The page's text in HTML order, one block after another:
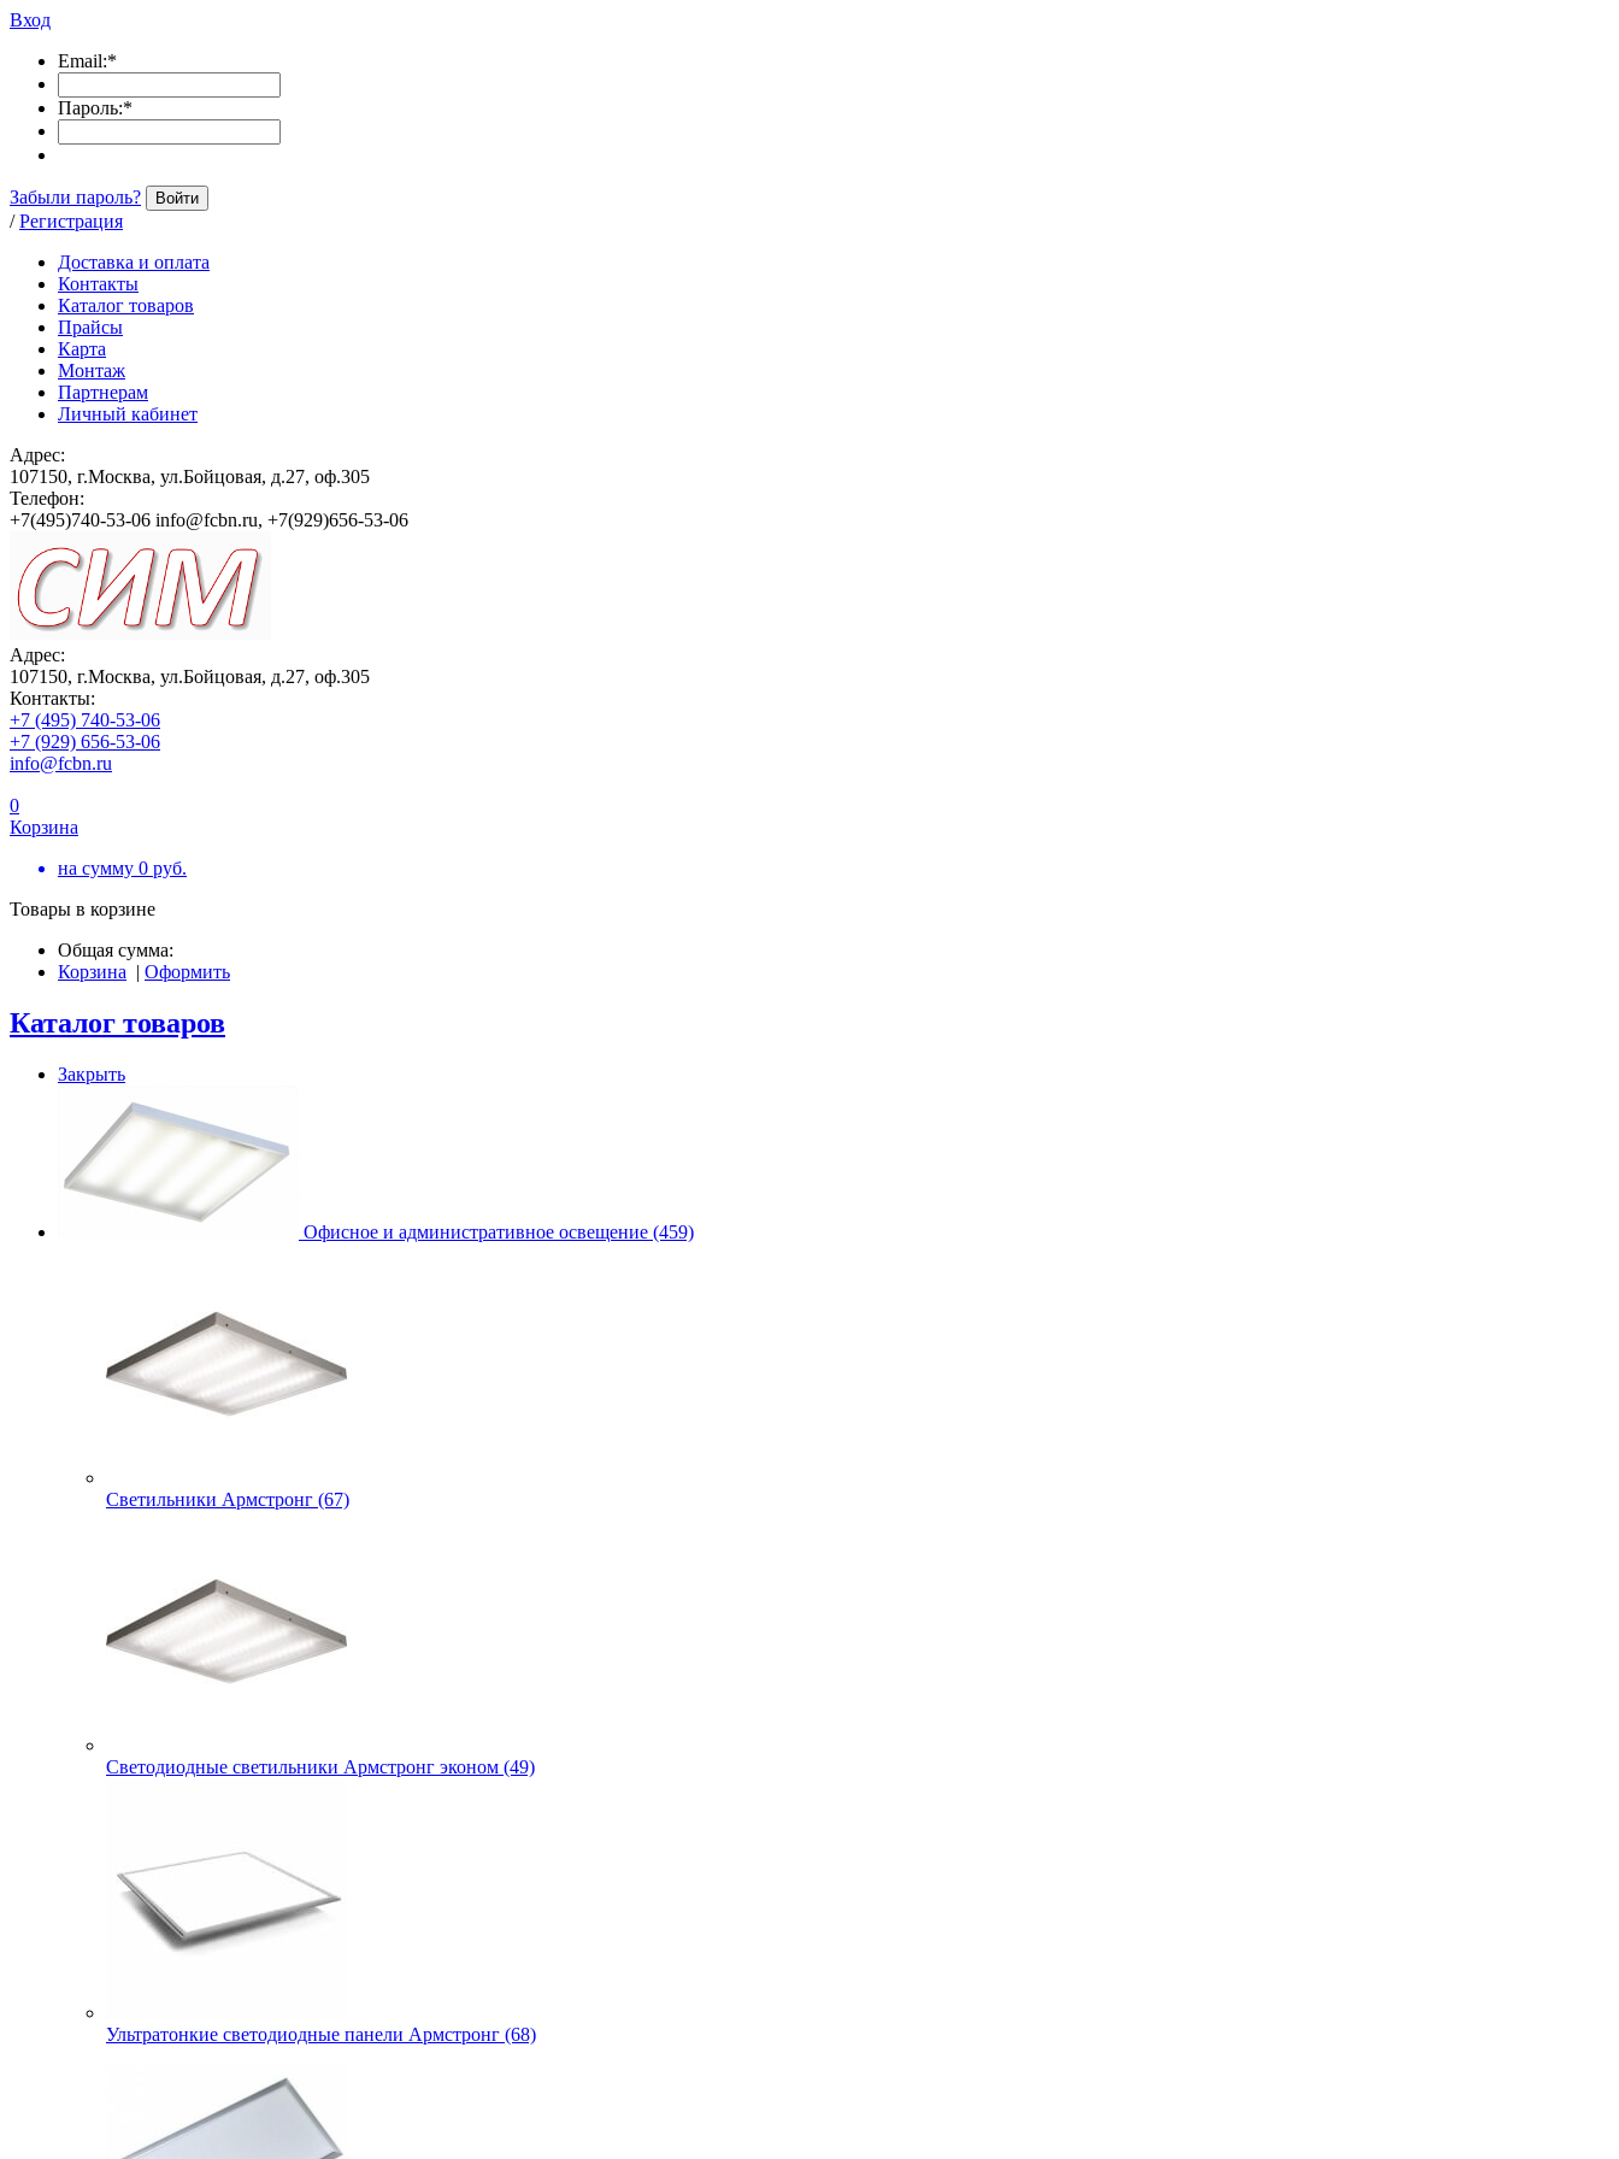
Вход
Email:*
Пароль:*
Забыли пароль? Войти
/ Регистрация
Доставка и оплата
Контакты
Каталог товаров
Прайсы
Карта
Монтаж
Партнерам
Личный кабинет
Адрес:
107150, г.Москва, ул.Бойцовая, д.27, оф.305
Телефон:
+7(495)740-53-06 info@fcbn.ru, +7(929)656-53-06
Адрес:
107150, г.Москва, ул.Бойцовая, д.27, оф.305
Контакты:
+7 (495) 740-53-06
+7 (929) 656-53-06
info@fcbn.ru
0
Корзина
на сумму 0 руб.
Товары в корзине
Общая сумма:
Корзина | Оформить
Каталог товаров
Закрыть
Офисное и административное освещение (459)
Светильники Армстронг (67)
Светодиодные светильники Армстронг эконом (49)
Ультратонкие светодиодные панели Армстронг (68)